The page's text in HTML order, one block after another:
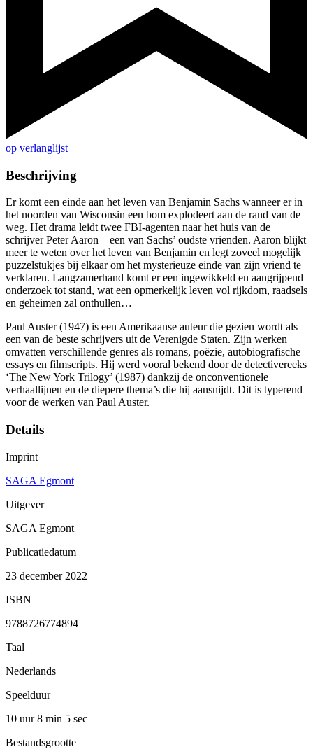
op verlanglijst
Beschrijving
Er komt een einde aan het leven van Benjamin Sachs wanneer er in
het noorden van Wisconsin een bom explodeert aan de rand van de
weg. Het drama leidt twee FBI-agenten naar het huis van de
schrijver Peter Aaron – een van Sachs’ oudste vrienden. Aaron blijkt
meer te weten over het leven van Benjamin en legt zoveel mogelijk
puzzelstukjes bij elkaar om het mysterieuze einde van zijn vriend te
verklaren. Langzamerhand komt er een ingewikkeld en aangrijpend
onderzoek tot stand, wat een opmerkelijk leven vol rijkdom, raadsels
en geheimen zal onthullen…
Paul Auster (1947) is een Amerikaanse auteur die gezien wordt als
een van de beste schrijvers uit de Verenigde Staten. Zijn werken
omvatten verschillende genres als romans, poëzie, autobiografische
essays en filmscripts. Hij werd vooral bekend door de detectivereeks
‘The New York Trilogy’ (1987) dankzij de onconventionele
verhaallijnen en de diepere thema’s die hij aansnijdt. Dit is typerend
voor de werken van Paul Auster.
Details
Imprint
SAGA Egmont
Uitgever
SAGA Egmont
Publicatiedatum
23 december 2022
ISBN
9788726774894
Taal
Nederlands
Speelduur
10 uur 8 min 5 sec
Bestandsgrootte